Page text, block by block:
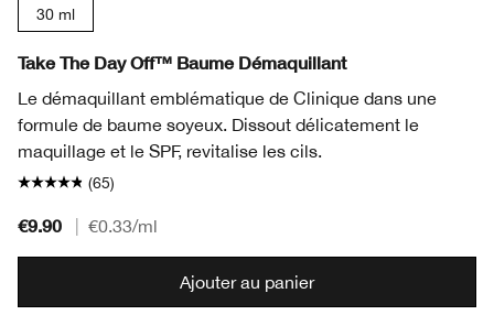
30 ml
Take The Day Off™ Baume Démaquillant
Le démaquillant emblématique de Clinique dans une
formule de baume soyeux. Dissout délicatement le
maquillage et le SPF, revitalise les cils.
(65)
€9.90 €0.33/ml
Ajouter au panier